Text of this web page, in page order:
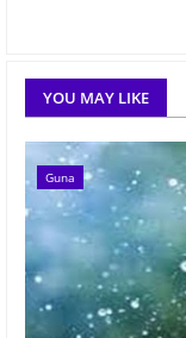
YOU MAY LIKE
Guna